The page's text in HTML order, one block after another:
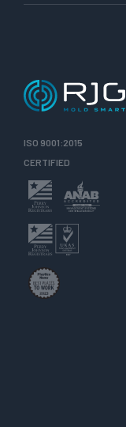
ISO 9001:2015
CERTIFIED